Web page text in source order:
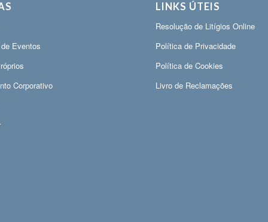
Eventos
Corporativo
LINKS ÚTEIS
Resolução de Litígios Online
Política de Privacidade
Política de Cookies
Livro de Reclamações